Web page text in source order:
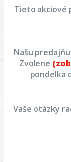
Tieto akciové
Našu
Zvolene
pondelka
Vaše otázky